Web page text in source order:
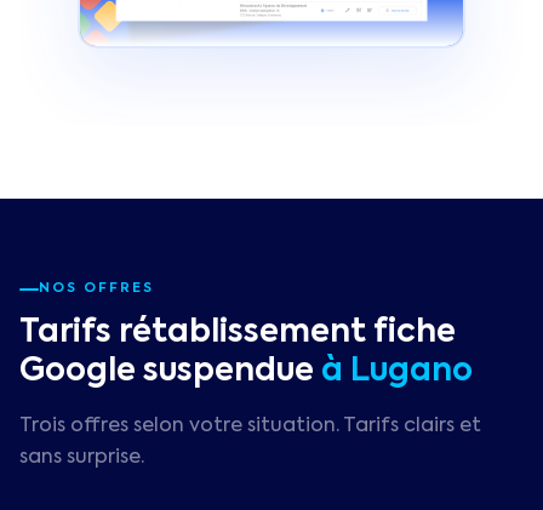
NOS OFFRES
Tarifs rétablissement fiche
Google suspendue à Lugano
Trois offres selon votre situation. Tarifs clairs et
sans surprise.